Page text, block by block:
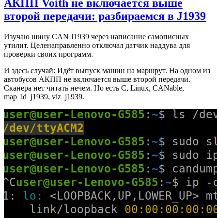
АКПП Voith не включается выше
второй передачи: разбираемся в J1939
Изучаю шину CAN J1939 через написание самописных
утилит. Целенаправленно отключал датчик наддува для
проверки своих программ.
И здесь случай: Идёт выпуск машин на маршрут. На одном из
автобусов АКПП не включается выше второй передачи.
Сканера нет читать нечем. Но есть C, Linux, CANable,
map_id_j1939, viz_j1939.